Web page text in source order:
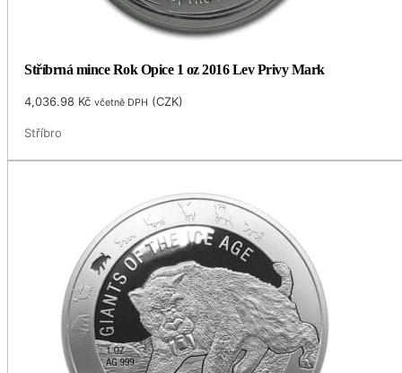
Stříbrná mince Rok Opice 1 oz 2016 Lev Privy Mark
4,036.98 Kč včetně DPH (CZK)
Stříbro